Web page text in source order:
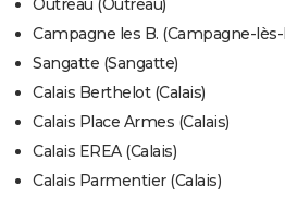
Outreau (Outreau)
Campagne les B. (Campagne-
Sangatte (Sangatte)
Calais Berthelot (Calais)
Calais Place Armes (Calais)
Calais EREA (Calais)
Calais Parmentier (Calais)